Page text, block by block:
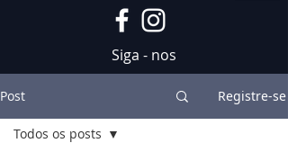
Siga - nos
Post Registre-se
Todos os posts